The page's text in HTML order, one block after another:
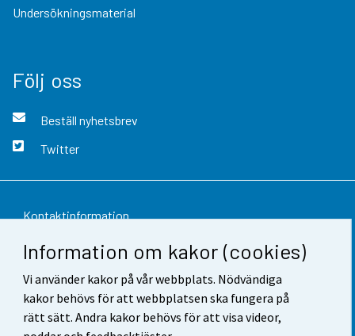
Information om kakor (cookies)
Vi använder kakor på vår webbplats. Nödvändiga
kakor behövs för att webbplatsen ska fungera på
rätt sätt. Andra kakor behövs för att visa videor,
Undersökningsmaterial
Följ oss
Beställ nyhetsbrev
Twitter
Kontaktinformation
Respons
Användarvillkor
Dataskydd